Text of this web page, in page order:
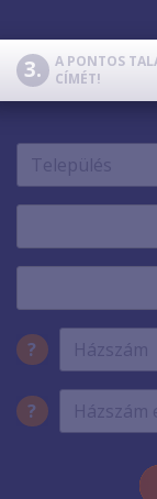
TV
TELEFON
A PONTOS
CÍMÉT!
?
?